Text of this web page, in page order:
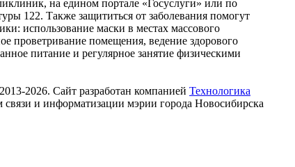
на едином портале «Госуслуги» или по
122. Также защититься от заболевания помогут
использование маски в местах массового
проветривание помещения, ведение здорового
питание и регулярное занятие физическими
2026. Сайт разработан компанией Технологика
связи и информатизации мэрии города Новосибирска